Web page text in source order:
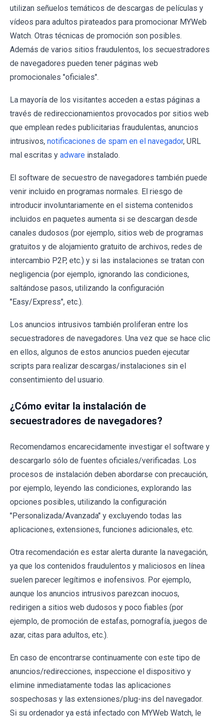
utilizan señuelos temáticos de descargas de películas y
vídeos para adultos pirateados para promocionar MYWeb
Watch. Otras técnicas de promoción son posibles.
Además de varios sitios fraudulentos, los secuestradores
de navegadores pueden tener páginas web
promocionales "oficiales".
La mayoría de los visitantes acceden a estas páginas a
través de redireccionamientos provocados por sitios web
que emplean redes publicitarias fraudulentas, anuncios
intrusivos, notificaciones de spam en el navegador, URL
mal escritas y adware instalado.
El software de secuestro de navegadores también puede
venir incluido en programas normales. El riesgo de
introducir involuntariamente en el sistema contenidos
incluidos en paquetes aumenta si se descargan desde
canales dudosos (por ejemplo, sitios web de programas
gratuitos y de alojamiento gratuito de archivos, redes de
intercambio P2P, etc.) y si las instalaciones se tratan con
negligencia (por ejemplo, ignorando las condiciones,
saltándose pasos, utilizando la configuración
"Easy/Express", etc.).
Los anuncios intrusivos también proliferan entre los
secuestradores de navegadores. Una vez que se hace clic
en ellos, algunos de estos anuncios pueden ejecutar
scripts para realizar descargas/instalaciones sin el
consentimiento del usuario.
¿Cómo evitar la instalación de
secuestradores de navegadores?
Recomendamos encarecidamente investigar el software y
descargarlo sólo de fuentes oficiales/verificadas. Los
procesos de instalación deben abordarse con precaución,
por ejemplo, leyendo las condiciones, explorando las
opciones posibles, utilizando la configuración
"Personalizada/Avanzada" y excluyendo todas las
aplicaciones, extensiones, funciones adicionales, etc.
Otra recomendación es estar alerta durante la navegación,
ya que los contenidos fraudulentos y maliciosos en línea
suelen parecer legítimos e inofensivos. Por ejemplo,
aunque los anuncios intrusivos parezcan inocuos,
redirigen a sitios web dudosos y poco fiables (por
ejemplo, de promoción de estafas, pornografía, juegos de
azar, citas para adultos, etc.).
En caso de encontrarse continuamente con este tipo de
anuncios/redirecciones, inspeccione el dispositivo y
elimine inmediatamente todas las aplicaciones
sospechosas y las extensiones/plug-ins del navegador.
Si su ordenador ya está infectado con MYWeb Watch, le